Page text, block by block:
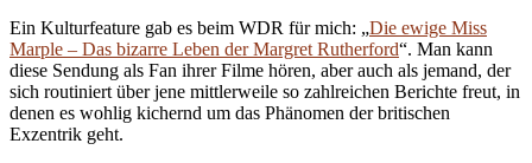
Ein Kulturfeature gab es beim WDR für mich: „Die ewige Miss
Marple – Das bizarre Leben der Margret Rutherford“. Man kann
diese Sendung als Fan ihrer Filme hören, aber auch als jemand, der
sich routiniert über jene mittlerweile so zahlreichen Berichte freut, in
denen es wohlig kichernd um das Phänomen der britischen
Exzentrik geht.